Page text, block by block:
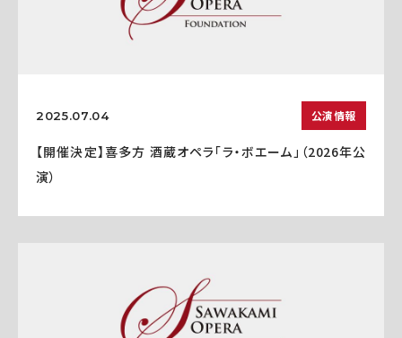
2025.07.04 公演情報
【開催決定】喜多方 酒蔵オペラ「ラ・ボエーム」（2026年公
演）